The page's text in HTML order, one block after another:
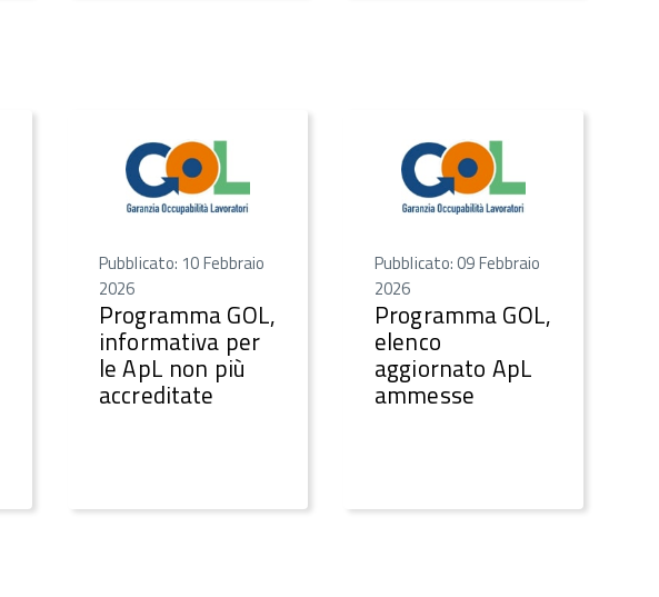
Pubblicato: 10 Febbraio
2026
Programma GOL,
informativa per
le ApL non più
accreditate
Pubblicato: 09 Febbraio
2026
Programma GOL,
elenco
aggiornato ApL
ammesse